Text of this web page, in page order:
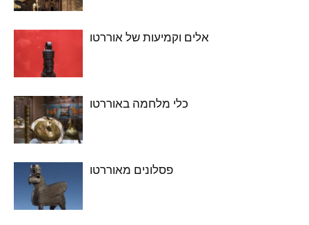
אלים וקמיעות של אוררטו
כלי מלחמה באוררטו
פסלונים מאוררטו